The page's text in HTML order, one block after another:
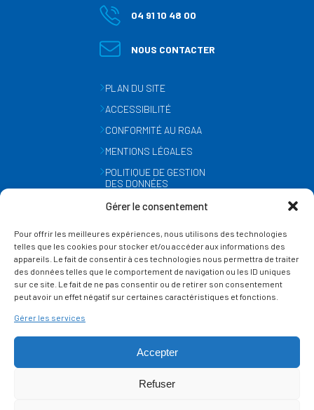
Gérer le consentement
Pour offrir les meilleures expériences, nous utilisons des technologies
telles que les cookies pour stocker et/ou accéder aux informations des
appareils. Le fait de consentir à ces technologies nous permettra de traiter
des données telles que le comportement de navigation ou les ID uniques
sur ce site. Le fait de ne pas consentir ou de retirer son consentement
peut avoir un effet négatif sur certaines caractéristiques et fonctions.
Gérer les services
Accepter
Refuser
04 91 10 48 00
NOUS CONTACTER
PLAN DU SITE
ACCESSIBILITÉ
CONFORMITÉ AU RGAA
MENTIONS LÉGALES
POLITIQUE DE GESTION
DES DONNÉES
GESTION DES COOKIES
SUIVEZ-NOUS
SUR LES RÉSEAUX